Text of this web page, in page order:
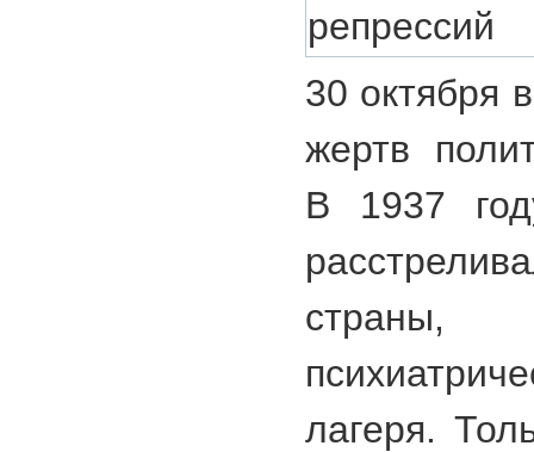
30 октября
жертв
В 1937
страны,
лагеря.